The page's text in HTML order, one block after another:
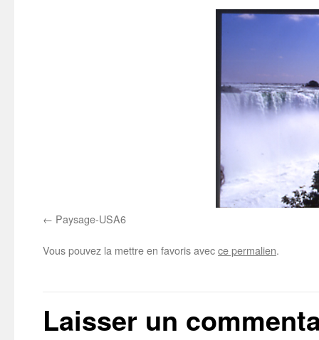
Paysage-USA6
Vous pouvez la mettre en favoris avecce permalien.
Laisser un